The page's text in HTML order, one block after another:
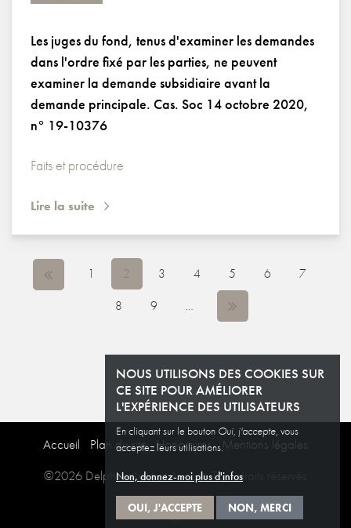
Les juges du fond, tenus d'examiner les demandes
dans l'ordre fixé par les parties, ne peuvent
examiner la demande subsidiaire avant la
demande principale. Cas. Soc 14 octobre 2020,
n° 19-10376
Faits et procédure
Lire la suite
PAGES 1 2 3 4 5 6
7
8
9 …
Accueil Plan du site Honoraires
Mentions légales
©2026 Delphine Lechat Avocat. Tous droits réservés
NOUS UTILISONS DES COOKIES SUR
CE SITE POUR AMÉLIORER
L'EXPÉRIENCE DES UTILISATEURS
En cliquant sur le bouton Oui, j'accepte, vous
acceptez leurs utilisations.
Non, donnez-moi plus d'infos
OUI, J'ACCEPTE NON, MERCI